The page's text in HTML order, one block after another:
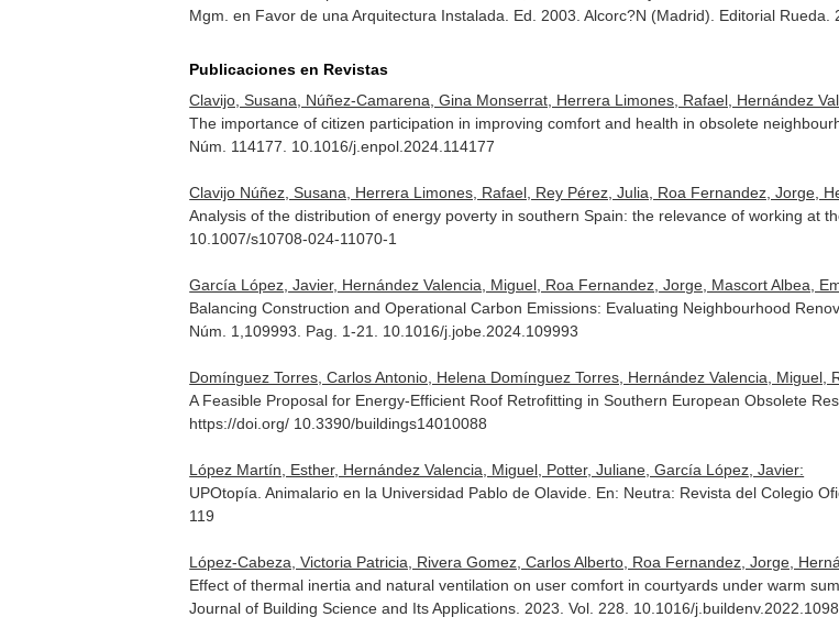
Mgm. en Favor de una Arquitectura Instalada . Ed. 2003. Alcorc?N (Madrid). Editorial
Publicaciones en Revistas
Clavijo, Susana, Núñez-Camarena, Gina Monserrat, Herrera Limones, Rafael, Hernández
The importance of citizen participation in improving comfort and health in obsolete
Núm. 114177. 10.1016/j.enpol.2024.114177
Clavijo Núñez, Susana, Herrera Limones, Rafael, Rey Pérez, Julia, Roa Fernandez, Jorge,
Analysis of the distribution of energy poverty in southern Spain: the relevance of working at
10.1007/s10708-024-11070-1
García López, Javier, Hernández Valencia, Miguel, Roa Fernandez, Jorge, Mascort Albea,
Balancing Construction and Operational Carbon Emissions: Evaluating Neighbourhood
Núm. 1,109993. Pag. 1-21. 10.1016/j.jobe.2024.109993
Domínguez Torres, Carlos Antonio, Helena Domínguez Torres, Hernández Valencia,
A Feasible Proposal for Energy-Efficient Roof Retrofitting in Southern European Obsolete
https://doi.org/ 10.3390/buildings14010088
López Martín, Esther, Hernández Valencia, Miguel, Potter, Juliane, García López, Javier:
UPOtopía. Animalario en la Universidad Pablo de Olavide. En: Neutra: Revista del Colegio
119
López-Cabeza, Victoria Patricia, Rivera Gomez, Carlos Alberto, Roa Fernandez, Jorge,
Effect of thermal inertia and natural ventilation on user comfort in courtyards under warm
Journal of Building Science and Its Applications . 2023. Vol. 228. 10.1016/